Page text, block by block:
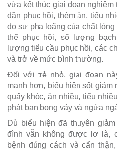
vừa kết thúc giai đoạn
dần phục hồi, thèm ăn, tiểu
do sự pha loãng của chất
thể phục hồi, số lượng
lượng tiểu cầu phục hồi, các
và trở về mức bình thường.
Đối với trẻ nhỏ, giai đoạn
mạnh hơn, biểu hiện sốt giảm
quấy khóc, ăn nhiều, tiểu
phát ban bong vảy và ngứa
Dù biểu hiện đã thuyên
đình vẫn không được lơ là,
bệnh đúng cách và cẩn